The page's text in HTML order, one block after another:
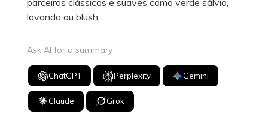
lavanda ou blush.
Ask AI for a summary
ChatGPT Perplexity Gemini
Claude Grok